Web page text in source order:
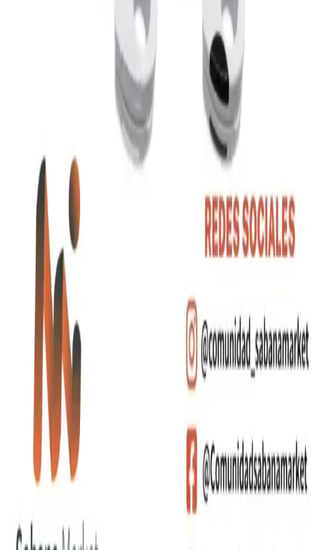
Somos expertos en regalos corporativos y productos
promocionales personalizados. ¡Creamos experiencias
Enlaces Rápidos
Catálogo
Desarrollos
Sobre Nosotros
Cotizar Productos
Contacto
Categorías
Artículos de Escritura
Bebidas
Bolsos y Morrales
Tecnología
Contacto
+(57)310 556 6599
+(57) 310 683 5116
+(57)
320 821 9253
gerencia@sabanamarket.com